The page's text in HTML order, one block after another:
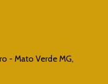
- Mato Verde MG,